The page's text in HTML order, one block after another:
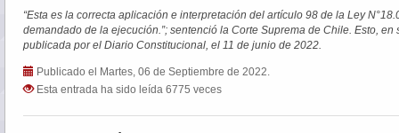
“Esta es la correcta aplicación e interpretación del artículo 98 de la Ley
demandado de la ejecución.”; sentenció la Corte Suprema de Chile. Esto,
publicada por el Diario Constitucional, el 11 de junio de 2022.
Publicado el Martes, 06 de Septiembre de 2022.
Esta entrada ha sido leída 6775 veces